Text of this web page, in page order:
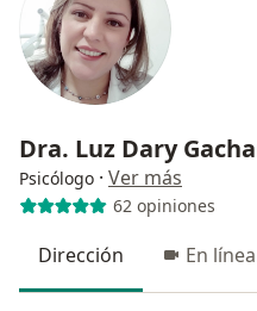
Dra. Luz Dary
Psicólogo · Ver más
62 opiniones
Dirección En línea